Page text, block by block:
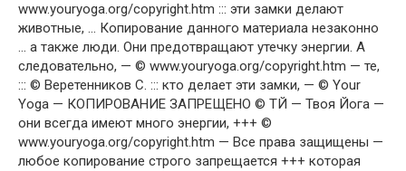
www.youryoga.org/copyright.htm ::: эти замки делают
животные, … Копирование данного материала незаконно
… а также люди. Они предотвращают утечку энергии. А
следовательно, — © www.youryoga.org/copyright.htm — те,
::: © Веретенников С. ::: кто делает эти замки, — © Your
Yoga — КОПИРОВАНИЕ ЗАПРЕЩЕНО © ТЙ — Твоя Йога —
они всегда имеют много энергии, +++ ©
www.youryoga.org/copyright.htm — Все права защищены —
любое копирование строго запрещается +++ которая